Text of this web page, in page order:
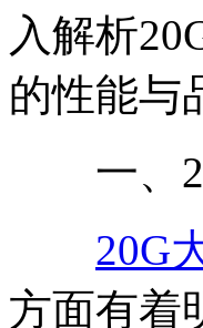
入解析
的性能与
一、
20G
方面有着